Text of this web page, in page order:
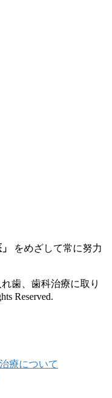
をめざして常に努力
歯、歯科治療に取り
Reserved.
療について